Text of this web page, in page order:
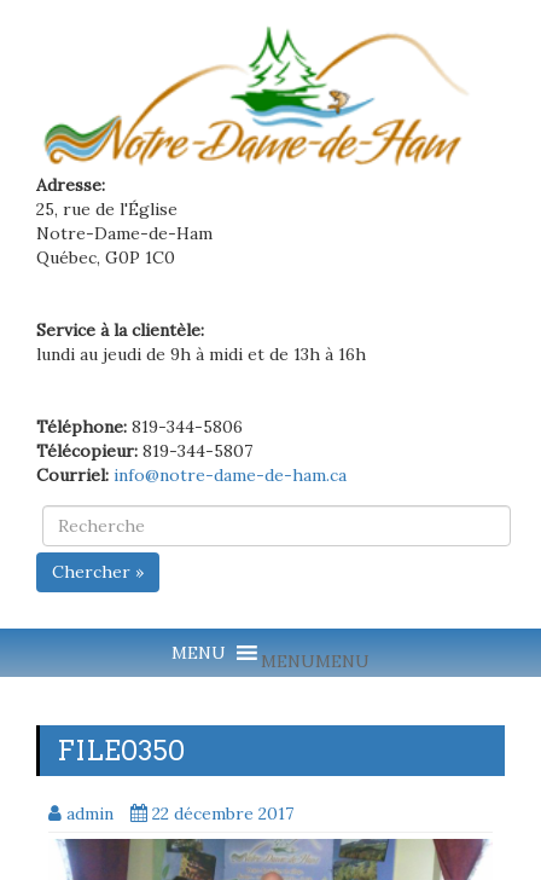
Adresse:
25, rue de l'Église
Notre-Dame-de-Ham
Québec, G0P 1C0
Service à la clientèle:
lundi au jeudi de 9h à midi et de 13h à 16h
Téléphone: 819-344-5806
Télécopieur: 819-344-5807
Courriel: info@notre-dame-de-ham.ca
Chercher »
MENUMENU
FILE0350
admin 22 décembre 2017